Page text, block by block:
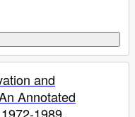
and
Annotated